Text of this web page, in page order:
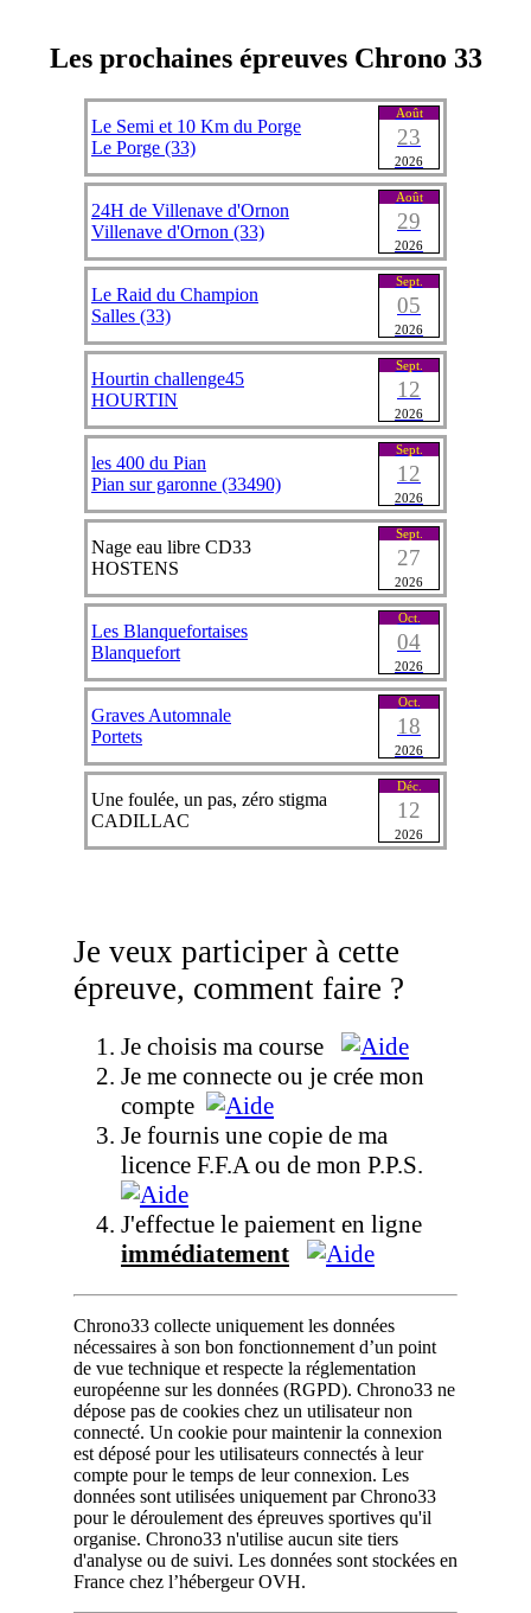
Les prochaines épreuves Chrono 33
Le Semi et 10 Km du Porge
Le Porge (33)
Août
23
2026
24H de Villenave d'Ornon
Villenave d'Ornon (33)
Août
29
2026
Le Raid du Champion
Salles (33)
Sept.
05
2026
Hourtin challenge45
HOURTIN
Sept.
12
2026
les 400 du Pian
Pian sur garonne (33490)
Sept.
12
2026
Nage eau libre CD33
HOSTENS
Sept.
27
2026
Les Blanquefortaises
Blanquefort
Oct.
04
2026
Graves Automnale
Portets
Oct.
18
2026
Une foulée, un pas, zéro stigma
CADILLAC
Déc.
12
2026
Je veux participer à cette
épreuve, comment faire ?
Je choisis ma course
Je me connecte ou je crée mon
compte
Je fournis une copie de ma
licence F.F.A ou de mon P.P.S.
J'effectue le paiement en ligne
immédiatement
Chrono33 collecte uniquement les données
nécessaires à son bon fonctionnement d’un point
de vue technique et respecte la réglementation
européenne sur les données (RGPD). Chrono33 ne
dépose pas de cookies chez un utilisateur non
connecté. Un cookie pour maintenir la connexion
est déposé pour les utilisateurs connectés à leur
compte pour le temps de leur connexion. Les
données sont utilisées uniquement par Chrono33
pour le déroulement des épreuves sportives qu'il
organise. Chrono33 n'utilise aucun site tiers
d'analyse ou de suivi. Les données sont stockées en
France chez l’hébergeur OVH.